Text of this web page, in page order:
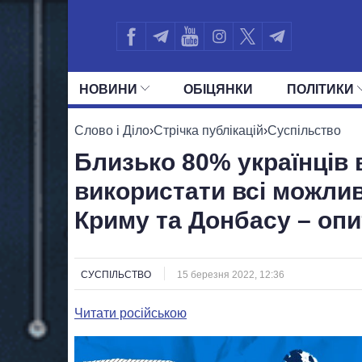
НОВИНИ ОБIЦЯНКИ ПОЛIТИКИ
УСІ ПОЛІТИКИ ПРЕЗИДЕНТ І ОФІС
Слово і Діло›Стрічка публікацій›Суспільство
Близько 80%
використати всі
Криму та Донбасу –
СУСПІЛЬСТВО 15 березня 2022, 12:36
Читати російською